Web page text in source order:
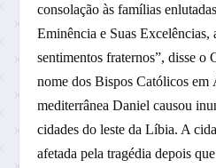
consolação às famílias
Eminência e Suas Excelências,
sentimentos fraternos”, disse o
nome dos Bispos Católicos em
mediterrânea Daniel causou
cidades do leste da Líbia. A
afetada pela tragédia depois